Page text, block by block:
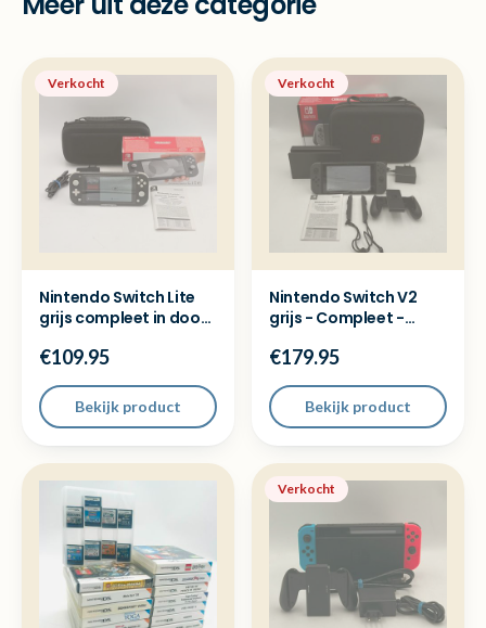
Verkocht
Nintendo Switch Lite
grijs compleet in doos
€109.95
Bekijk product
Verkocht
Nintendo Switch V2
grijs - Compleet -
€179.95
Bekijk product
Verkocht